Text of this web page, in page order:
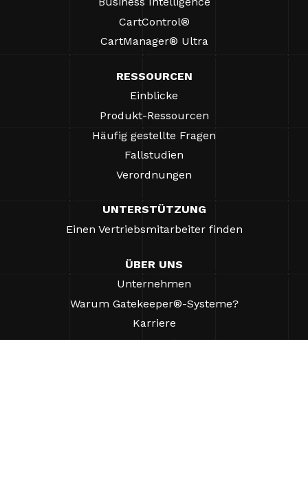
CartControl®
CartManager® Ultra
RESSOURCEN
Einblicke
Produkt-Ressourcen
Häufig gestellte Fragen
Fallstudien
Verordnungen
UNTERSTÜTZUNG
Einen Vertriebsmitarbeiter finden
ÜBER UNS
Unternehmen
Warum Gatekeeper®-Systeme?
Karriere
Unsere Partner